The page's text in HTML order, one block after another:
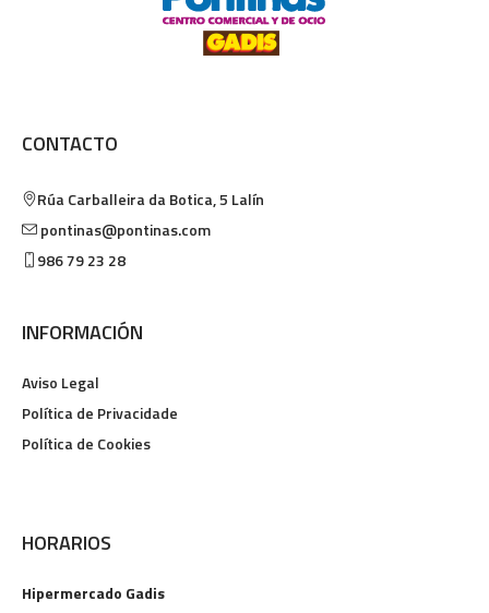
CONTACTO
Rúa Carballeira da Botica, 5 Lalín
pontinas@pontinas.com
986 79 23 28
INFORMACIÓN
Aviso Legal
Política de Privacidade
Política de Cookies
HORARIOS
Hipermercado Gadis